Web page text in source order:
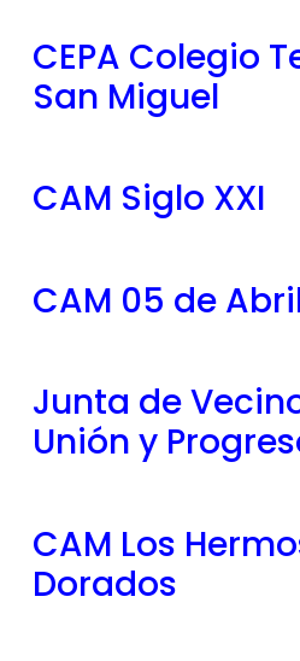
CEPA Colegio
San Miguel
CAM Siglo XXI
CAM 05 de
Junta de
Unión y
CAM Los
Dorados